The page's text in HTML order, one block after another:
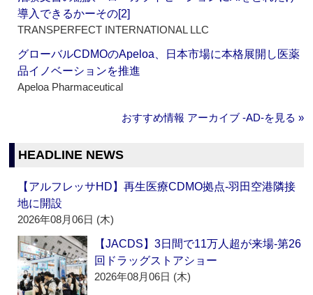
導入できるかーその[2]
TRANSPERFECT INTERNATIONAL LLC
グローバルCDMOのApeloa、日本市場に本格展開し医薬
品イノベーションを推進
Apeloa Pharmaceutical
おすすめ情報 アーカイブ ‐AD‐を見る »
HEADLINE NEWS
【アルフレッサHD】再生医療CDMO拠点‐羽田空港隣接
地に開設
2026年08月06日 (木)
【JACDS】3日間で11万人超が来場‐第26
回ドラッグストアショー
2026年08月06日 (木)